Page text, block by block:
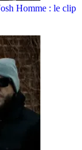
Homme : le clip